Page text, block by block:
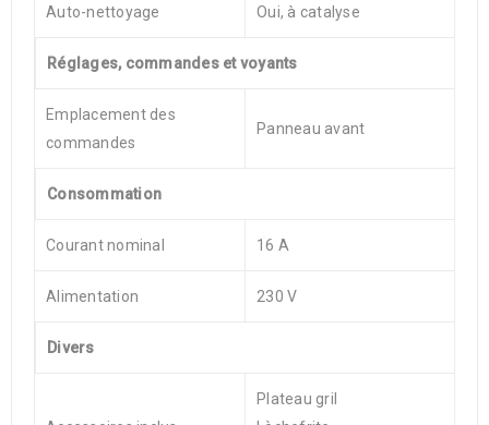
Auto-nettoyage Oui, à catalyse
Réglages, commandes et voyants
Emplacement des
commandes
Panneau avant
Consommation
Courant nominal 16 A
Alimentation 230 V
Divers
Plateau gril